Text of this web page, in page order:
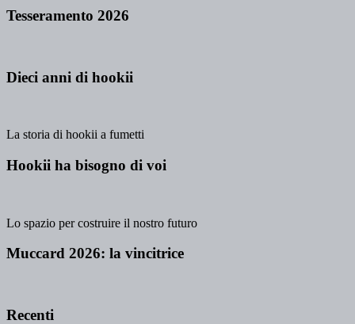
Tesseramento 2026
Dieci anni di hookii
La storia di hookii a fumetti
Hookii ha bisogno di voi
Lo spazio per costruire il nostro futuro
Muccard 2026: la vincitrice
Recenti